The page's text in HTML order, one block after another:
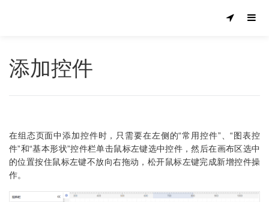
添加控件
在组态页面中添加控件时，只需要在左侧的“常用控件”、“图表控
件”和“基本形状”控件栏单击鼠标左键选中控件，然后在画布区选中
的位置按住鼠标左键不放向右拖动，松开鼠标左键完成新增控件操
作。